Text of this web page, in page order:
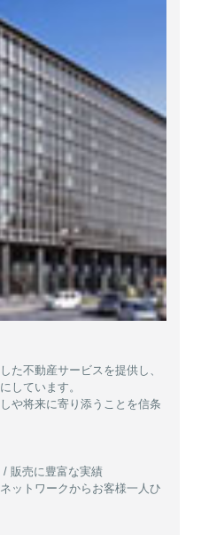
た不動産サービスを提供し、
しています。
や将来に寄り添うことを信条
/ 販売に豊富な実績
ットワークからお客様一人ひ